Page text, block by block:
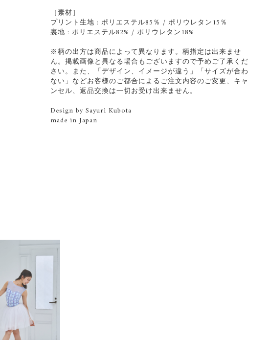
［素材］
プリント生地 : ポリエステル85％ / ポリウレタン15％
裏地 : ポリエステル82% / ポリウレタン18%
※柄の出方は商品によって異なります。柄指定は出来ませ
ん。掲載画像と異なる場合もございますので予めご了承くだ
さい。また、「デザイン、イメージが違う」「サイズが合わ
ない」などお客様のご都合によるご注文内容のご変更、キャ
ンセル、返品交換は一切お受け出来ません。
Design by Sayuri Kubota
made in Japan